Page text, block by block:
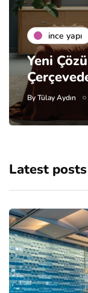
i̇nce yapı
Yeni
ByTülay Aydın
Latest posts